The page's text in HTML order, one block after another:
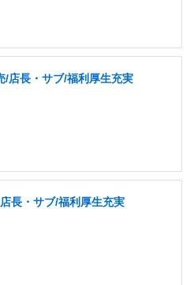
/店長・サブ/福利厚生充実
長・サブ/福利厚生充実